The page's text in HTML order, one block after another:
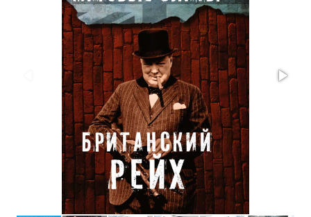
Конспирология
Политика
Разведка
шпионаж
Мемуары
биографии
Учебная
литература
Фольклор